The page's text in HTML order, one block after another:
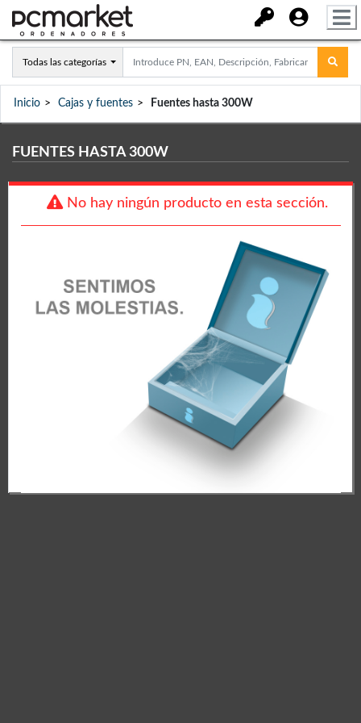
Todas las categorías
Inicio Cajas y fuentes Fuentes hasta 300W
FUENTES HASTA 300W
No hay ningún producto en esta sección.